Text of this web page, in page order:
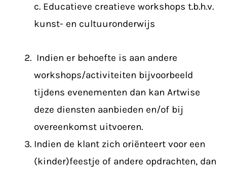
c. Educatieve creatieve workshops t.b.h.v.
kunst- en cultuuronderwijs
Indien er behoefte is aan andere
workshops/activiteiten bijvoorbeeld
tijdens evenementen dan kan Artwise
deze diensten aanbieden en/of bij
overeenkomst uitvoeren.
Indien de klant zich oriënteert voor een
(kinder)feestje of andere opdrachten, dan